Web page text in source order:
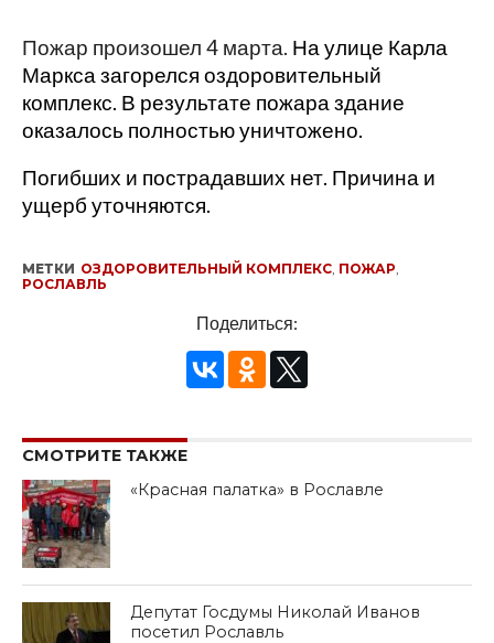
Пожар произошел 4 марта. На улице Карла
Маркса загорелся оздоровительный
комплекс. В результате пожара здание
оказалось полностью уничтожено.
Погибших и пострадавших нет. Причина и
ущерб уточняются.
МЕТКИ ОЗДОРОВИТЕЛЬНЫЙ КОМПЛЕКС, ПОЖАР
РОСЛАВЛЬ
Поделиться:
СМОТРИТЕ ТАКЖЕ
«Красная палатка» в Рославле
Депутат Госдумы Николай Иванов
посетил Рославль